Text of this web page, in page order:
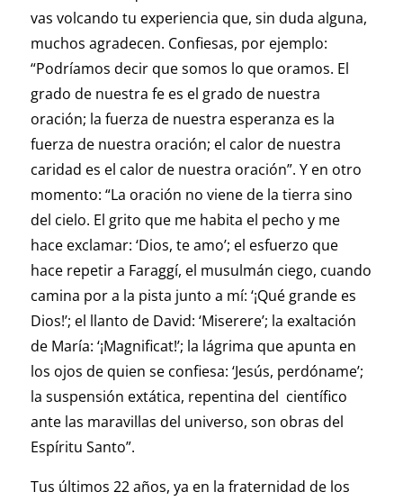
vas volcando tu experiencia que, sin duda alguna,
muchos agradecen. Confiesas, por ejemplo:
“Podríamos decir que somos lo que oramos. El
grado de nuestra fe es el grado de nuestra
oración; la fuerza de nuestra esperanza es la
fuerza de nuestra oración; el calor de nuestra
caridad es el calor de nuestra oración”. Y en otro
momento: “La oración no viene de la tierra sino
del cielo. El grito que me habita el pecho y me
hace exclamar: ‘Dios, te amo’; el esfuerzo que
hace repetir a Faraggí, el musulmán ciego, cuando
camina por a la pista junto a mí: ‘¡Qué grande es
Dios!’; el llanto de David: ‘Miserere’; la exaltación
de María: ‘¡Magnificat!’; la lágrima que apunta en
los ojos de quien se confiesa: ‘Jesús, perdóname’;
la suspensión extática, repentina del científico
ante las maravillas del universo, son obras del
Espíritu Santo”.
Tus últimos 22 años, ya en la fraternidad de los